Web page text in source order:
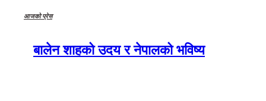
आजको प्रेस
बालेन शाहको उदय र नेपालको भविष्य